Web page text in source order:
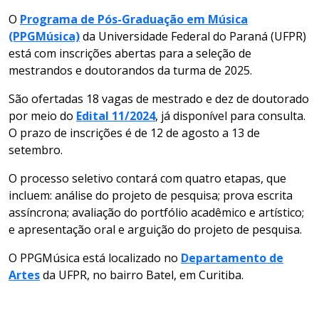
O Programa de Pós-Graduação em Música
(PPGMúsica)da Universidade Federal do Paraná (UFPR)
está com inscrições abertas para a seleção de
mestrandos e doutorandos da turma de 2025.
São ofertadas 18 vagas de mestrado e dez de doutorado
por meio do Edital 11/2024, já disponível para consulta.
O prazo de inscrições é de 12 de agosto a 13 de
setembro.
O processo seletivo contará com quatro etapas, que
incluem: análise do projeto de pesquisa; prova escrita
assíncrona; avaliação do portfólio acadêmico e artístico;
e apresentação oral e arguição do projeto de pesquisa.
O PPGMúsica está localizado no Departamento de
Artesda UFPR, no bairro Batel, em Curitiba.